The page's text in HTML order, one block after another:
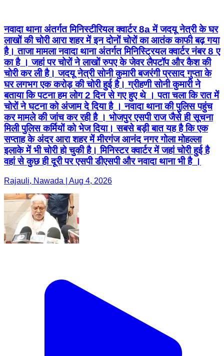
नवादा थाना अंतर्गत मिनिस्टीरियल क्वार्टर 8a में जदयू नेत्री के घर
लाखों की चोरी आरा शहर में इन दोनों चोरों का आतंक काफी बढ़ गया
है। ताजा मामला नवादा थाना अंतर्गत मिनिस्ट्रियल क्वार्टर नंबर 8 ए
का है । जहां पर चोरों ने लाखों रुपए के जेवर लैपटॉप और कैश की
चोरी कर ली है। जदयू नेत्री सोनी कुमारी बजरंगी प्रसाद गुप्ता के
घर लगभग एक करोड़ की चोरी हुई है। ग्रीहणी सोनी कुमारी ने
बताया कि पटना हम लोग 2 दिन से गए हुए थे । पता चला कि रात में
चोरों ने घटना को अंजाम दे दिया है । नवादा थाना की पुलिस पहुंच
कर मामले की जांच कर रही है । भोजपुर एसपी राज जैसे ही सूचना
मिली पुलिस कर्मियों को भेज दिया। सबसे बड़ी बात यह है कि एक
सप्ताह के अंदर आरा शहर में मीरगंज आनंद नगर गोला मोहल्ला
इलाके में भी चोरी हो चुकी है। मिनिस्टर क्वार्टर में जहां चोरी हुई है
वहां से कुछ ही दूरी पर एसपी डीएसपी और नवादा थाना भी है ।
Rajauli, Nawada | Aug 4, 2026